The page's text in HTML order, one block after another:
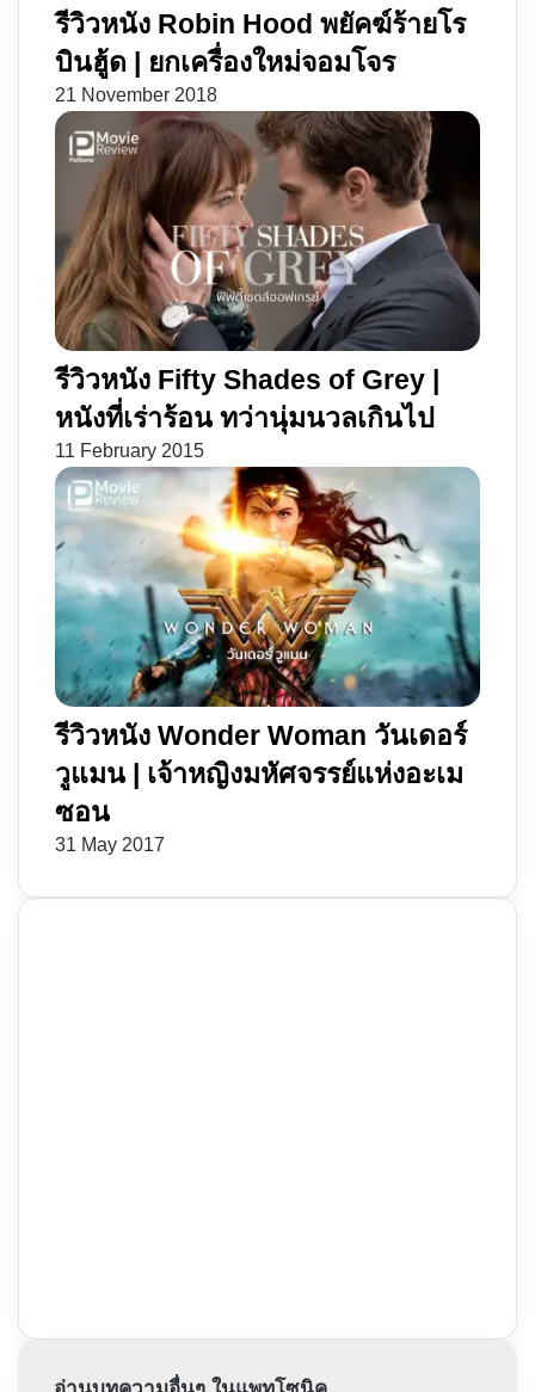
รีวิวหนัง Robin Hood พยัคฆ์ร้ายโร
บินฮู้ด | ยกเครื่องใหม่จอมโจร
21 November 2018
รีวิวหนัง Fifty Shades of Grey |
หนังที่เร่าร้อน ทว่านุ่มนวลเกินไป
11 February 2015
รีวิวหนัง Wonder Woman วันเดอร์
วูแมน | เจ้าหญิงมหัศจรรย์แห่งอะเม
ซอน
31 May 2017